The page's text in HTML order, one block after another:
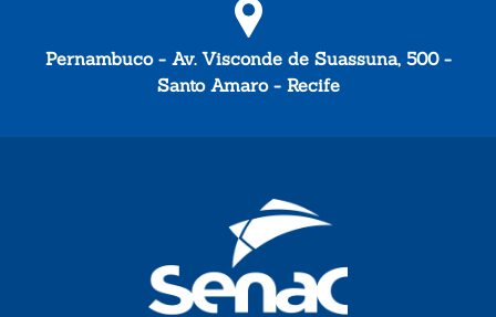
Pernambuco - Av. Visconde de Suassuna, 500 -
Santo Amaro - Recife